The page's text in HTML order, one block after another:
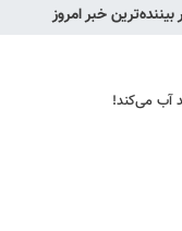
بیننده‌ترین خبر امروز
آب می‌کند!